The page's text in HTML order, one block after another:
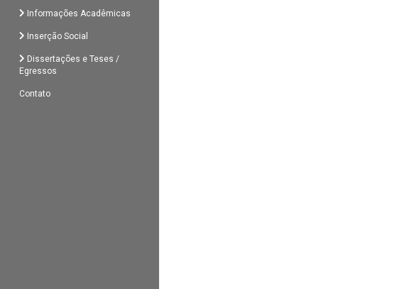
Informações Acadêmicas
Inserção Social
Dissertações e Teses /
Egressos
Contato